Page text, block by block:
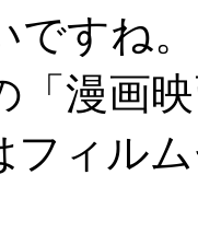
すね。
「漫画
フィル